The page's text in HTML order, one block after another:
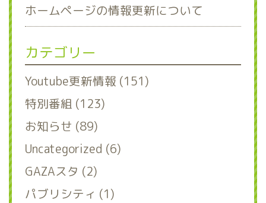
ホームページの情報更新について
カテゴリー
Youtube更新情報 (151)
特別番組 (123)
お知らせ (89)
Uncategorized (6)
GAZAスタ (2)
パブリシティ (1)